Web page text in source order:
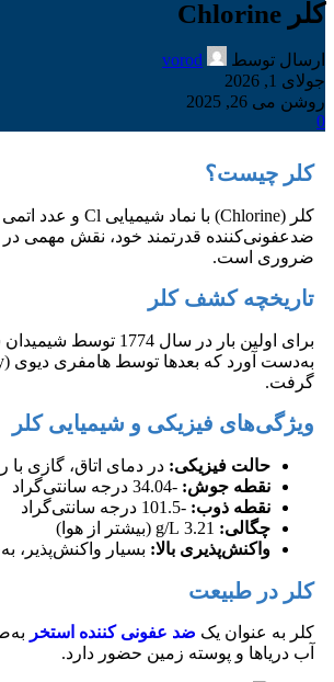
کلر Chlorine
ارسال توسط
vorod
جولای 1, 2026
روشن می 26, 2025
0
کلر چیست؟
ضروری است.
تاریخچه کشف کلر
گرفت.
ویژگی‌های فیزیکی و شیمیایی کلر
حالت فیزیکی: در دمای اتاق، گازی با
نقطه جوش: -34.04 درجه سانتی‌گراد
نقطه ذوب: -101.5 درجه سانتی‌گراد
چگالی:
واکنش‌پذیری بالا: بسیار واکنش‌پذیر،
کلر در طبیعت
کلر به عنوان یک ضد عفونی کننده استخر
آب دریاها و پوسته زمین حضور دارد.